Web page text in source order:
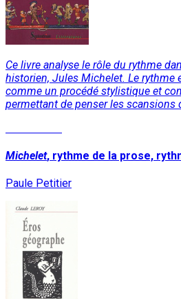
Ce livre analyse le rôle du rythme
historien, Jules Michelet. Le rythme
comme un procédé stylistique et
permettant de penser les scansions
Michelet, rythme de la prose,
Paule Petitier